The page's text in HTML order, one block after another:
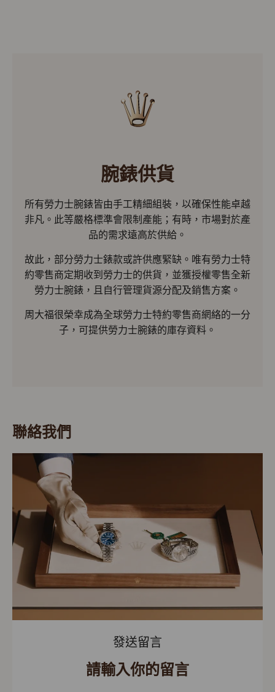
腕錶供貨
所有勞力士腕錶皆由手工精細組裝，以確保性能卓越
非凡。此等嚴格標準會限制產能；有時，市場對於產
品的需求遠高於供給。
故此，部分勞力士錶款或許供應緊缺。唯有勞力士特
約零售商定期收到勞力士的供貨，並獲授權零售全新
勞力士腕錶，且自行管理貨源分配及銷售方案。
周大福很榮幸成為全球勞力士特約零售商網絡的一分
子，可提供勞力士腕錶的庫存資料。
聯絡我們
發送留言
請輸入你的留言